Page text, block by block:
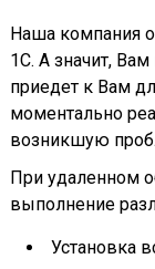
Наша компания
1С. А значит,
приедет к Вам
моментально
возникшую
При удаленном
выполнение
Установка